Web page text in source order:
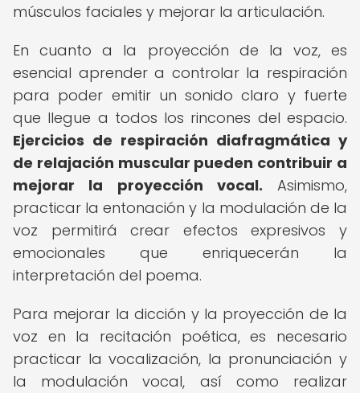
músculos faciales y mejorar la articulación.
En cuanto a la proyección de la voz, es
esencial aprender a controlar la respiración
para poder emitir un sonido claro y fuerte
que llegue a todos los rincones del espacio.
Ejercicios de respiración diafragmática y
de relajación muscular pueden contribuir a
mejorar la proyección vocal. Asimismo,
practicar la entonación y la modulación de la
voz permitirá crear efectos expresivos y
emocionales que enriquecerán la
interpretación del poema.
Para mejorar la dicción y la proyección de la
voz en la recitación poética, es necesario
practicar la vocalización, la pronunciación y
la modulación vocal, así como realizar